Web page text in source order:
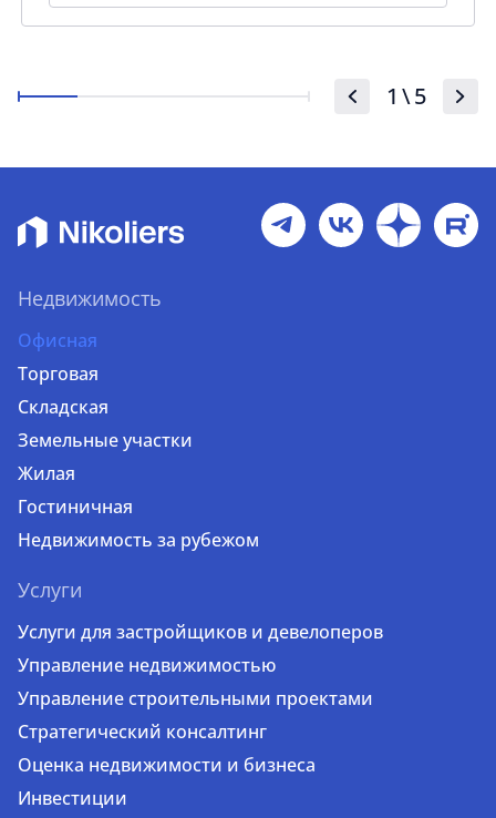
1 \5
Недвижимость
Офисная
Торговая
Складская
Земельные участки
Жилая
Гостиничная
Недвижимость за рубежом
Услуги
Услуги для застройщиков и девелоперов
Управление недвижимостью
Управление строительными проектами
Стратегический консалтинг
Оценка недвижимости и бизнеса
Инвестиции